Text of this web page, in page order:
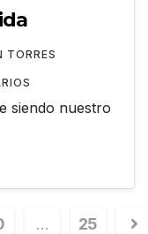
TORRES
siendo nuestro
… 25